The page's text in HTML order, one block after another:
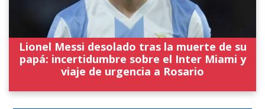
Lionel Messi desolado tras la muerte de su
papá: incertidumbre sobre el Inter Miami y
viaje de urgencia a Rosario